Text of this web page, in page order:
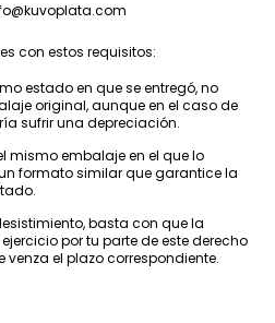
con estos requisitos:
estado en que se entregó, no
original, aunque en el caso de
sufrir una depreciación.
mismo embalaje en el que lo
formato similar que garantice la
basta con que la
por tu parte de este derecho
el plazo correspondiente.